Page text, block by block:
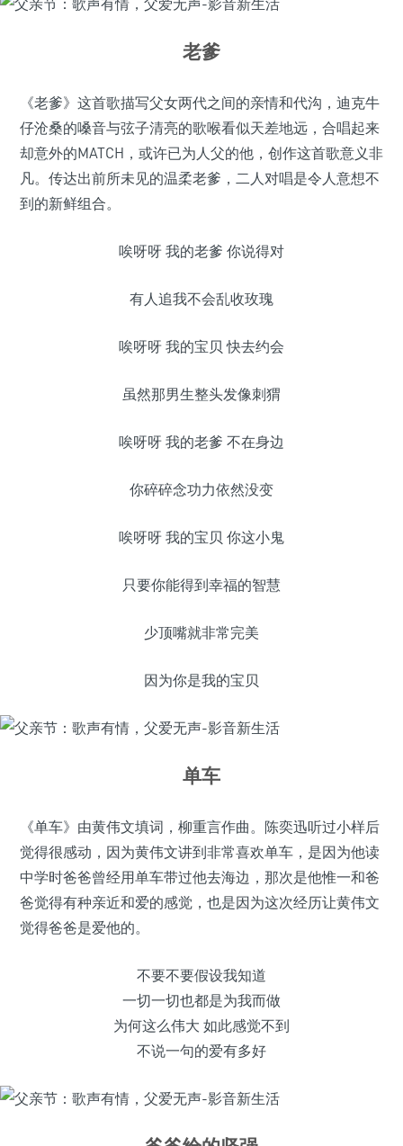
老爹
《老爹》这首歌描写父女两代之间的亲情和代沟，迪克牛
仔沧桑的嗓音与弦子清亮的歌喉看似天差地远，合唱起来
却意外的MATCH，或许已为人父的他，创作这首歌意义非
凡。传达出前所未见的温柔老爹，二人对唱是令人意想不
到的新鲜组合。
唉呀呀 我的老爹 你说得对
有人追我不会乱收玫瑰
唉呀呀 我的宝贝 快去约会
虽然那男生整头发像刺猬
唉呀呀 我的老爹 不在身边
你碎碎念功力依然没变
唉呀呀 我的宝贝 你这小鬼
只要你能得到幸福的智慧
少顶嘴就非常完美
因为你是我的宝贝
单车
《单车》由黄伟文填词，柳重言作曲。陈奕迅听过小样后
觉得很感动，因为黄伟文讲到非常喜欢单车，是因为他读
中学时爸爸曾经用单车带过他去海边，那次是他惟一和爸
爸觉得有种亲近和爱的感觉，也是因为这次经历让黄伟文
觉得爸爸是爱他的。
不要不要假设我知道
一切一切也都是为我而做
为何这么伟大 如此感觉不到
不说一句的爱有多好